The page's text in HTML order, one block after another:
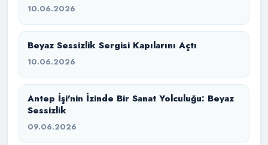
10.06.2026
Beyaz Sessizlik Sergisi Kapılarını Açtı
10.06.2026
Antep İşi'nin İzinde Bir Sanat Yolculuğu: Beyaz
Sessizlik
09.06.2026